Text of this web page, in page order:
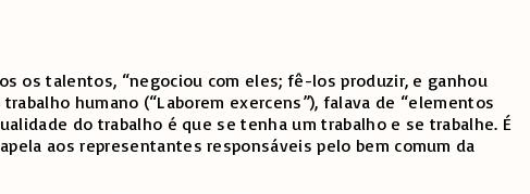
os talentos, “negociou com eles; fê-los produzir, e ganhou
humano (“Laborem exercens”), falava de “elementos
do trabalho é que se tenha um trabalho e se trabalhe. É
aos representantes responsáveis pelo bem comum da